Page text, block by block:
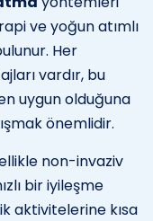
ve yoğun atımlı
Her
vardır, bu
uygun olduğuna
önemlidir.
non-invaziv
bir iyileşme
aktivitelerine kısa